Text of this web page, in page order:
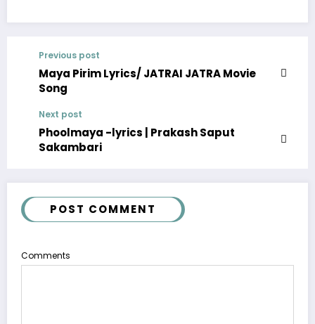
Previous post
Maya Pirim Lyrics/ JATRAI JATRA Movie
Song
Next post
Phoolmaya -lyrics | Prakash Saput
Sakambari
POST COMMENT
Comments